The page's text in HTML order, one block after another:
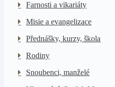
Farnosti a vikariáty
Misie a evangelizace
Přednášky, kurzy, škola
Rodiny
Snoubenci, manželé